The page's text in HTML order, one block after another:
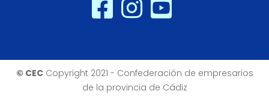
© CECCopyright 2021 - Confederación de empresarios
de la provincia de Cádiz